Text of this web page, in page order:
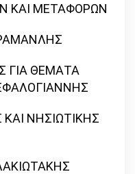
ΚΑΙ ΜΕΤΑΦΟΡΩΝ
ΓΙΑ ΘΕΜΑΤΑ
ΚΑΙ ΝΗΣΙΩΤΙΚΗΣ